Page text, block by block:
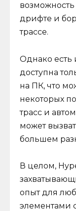
возможность
дрифте и
трассе.
Однако есть
доступна
на ПК, что
некоторых
трасс и
может
большем
В целом,
опыт для
элементами